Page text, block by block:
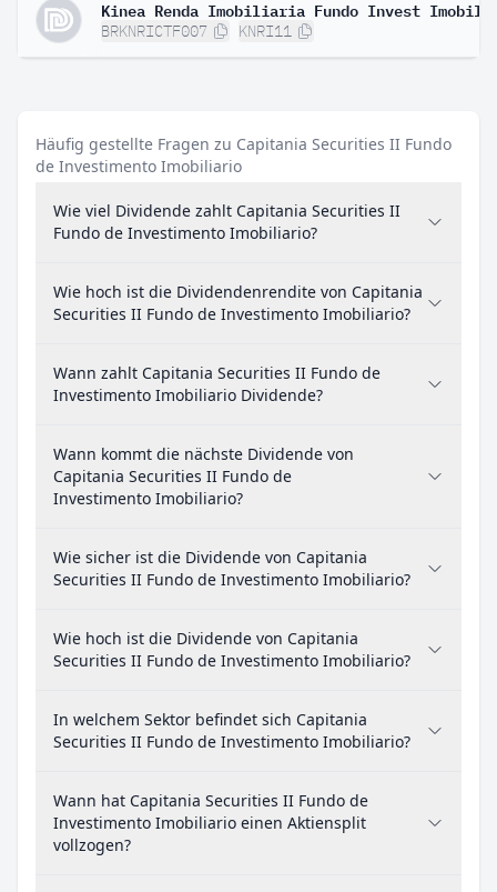
BRKNRICTF007 KNRI11
Häufig gestellte Fragen zu Capitania Securities II Fundo
de Investimento Imobiliario
Wie viel Dividende zahlt Capitania Securities II
Fundo de Investimento Imobiliario?
Wie hoch ist die Dividendenrendite von Capitania
Securities II Fundo de Investimento Imobiliario?
Wann zahlt Capitania Securities II Fundo de
Investimento Imobiliario Dividende?
Wann kommt die nächste Dividende von
Capitania Securities II Fundo de
Investimento Imobiliario?
Wie sicher ist die Dividende von Capitania
Securities II Fundo de Investimento Imobiliario?
Wie hoch ist die Dividende von Capitania
Securities II Fundo de Investimento Imobiliario?
In welchem Sektor befindet sich Capitania
Securities II Fundo de Investimento Imobiliario?
Wann hat Capitania Securities II Fundo de
Investimento Imobiliario einen Aktiensplit
vollzogen?